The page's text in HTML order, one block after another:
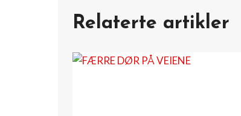
Relaterte artikler